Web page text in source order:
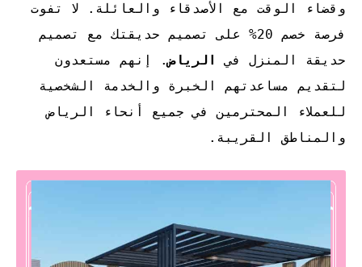
وقضاء الوقت مع الأصدقاء والعائلة. لا تفوت
فرصة خصم 20% على تصميم حديقتك مع تصميم
حديقة المنزل في
الرياض. إنهم مستعدون
لتقديم مساعدتهم الخبرة والخدمة الشخصية
للعملاء المحترمين في جميع أنحاء الرياض
والمناطق القريبة.